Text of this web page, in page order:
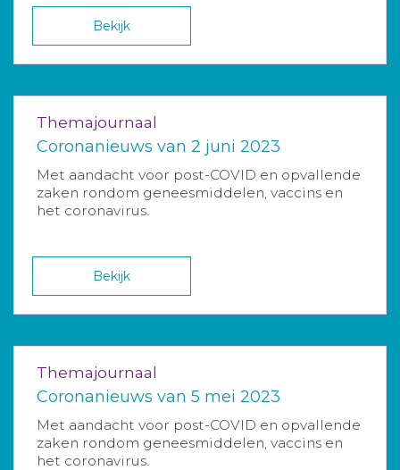
Bekijk
Themajournaal
Coronanieuws van 2 juni 2023
Met aandacht voor post-COVID en opvallende
zaken rondom geneesmiddelen, vaccins en
het coronavirus.
Bekijk
Themajournaal
Coronanieuws van 5 mei 2023
Met aandacht voor post-COVID en opvallende
zaken rondom geneesmiddelen, vaccins en
het coronavirus.